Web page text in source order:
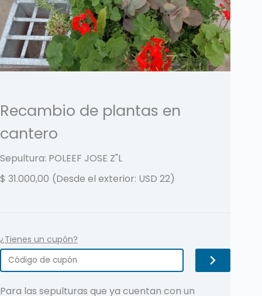
Recambio de plantas en
cantero
Sepultura: POLEEF JOSE Z"L
$ 31.000,00 (Desde el exterior: USD 22)
¿Tienes un cupón?
Para las sepulturas que ya cuentan con un